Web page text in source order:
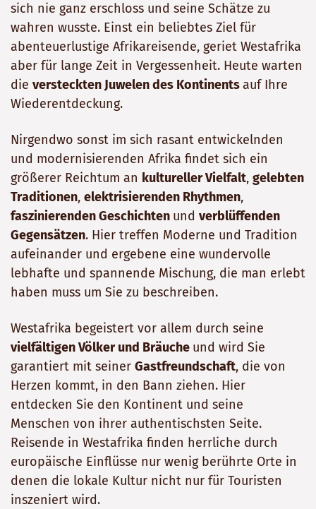
sich nie ganz erschloss und seine Schätze zu
wahren wusste. Einst ein beliebtes Ziel für
abenteuerlustige Afrikareisende, geriet Westafrika
aber für lange Zeit in Vergessenheit. Heute warten
die versteckten Juwelen des Kontinentsauf Ihre
Wiederentdeckung.
Nirgendwo sonst im sich rasant entwickelnden
und modernisierenden Afrika findet sich ein
größerer Reichtum an kultureller Vielfalt, gelebten
Traditionen, elektrisierenden Rhythmen,
faszinierenden Geschichten und verblüffenden
Gegensätzen. Hier treffen Moderne und Tradition
aufeinander und ergebene eine wundervolle
lebhafte und spannende Mischung, die man erlebt
haben muss um Sie zu beschreiben.
Westafrika begeistert vor allem durch seine
vielfältigen Völker und Bräuche und wird Sie
garantiert mit seiner Gastfreundschaft, die von
Herzen kommt, in den Bann ziehen. Hier
entdecken Sie den Kontinent und seine
Menschen von ihrer authentischsten Seite.
Reisende in Westafrika finden herrliche durch
europäische Einflüsse nur wenig berührte Orte in
denen die lokale Kultur nicht nur für Touristen
inszeniert wird.